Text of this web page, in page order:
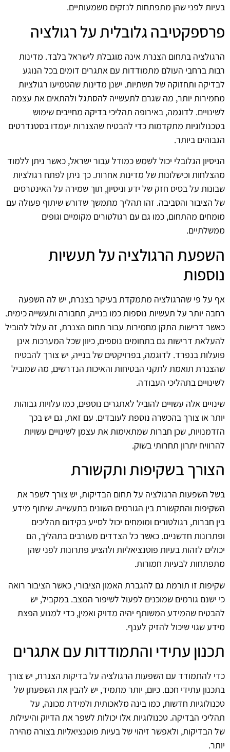
בעיות לפני שהן מתפתחות לנזקים משמעותיים.
פרספקטיבה גלובלית על רגולציה
הרגולציה בתחום הצנרת אינה מוגבלת לישראל בלבד. מדינות
רבות ברחבי העולם מתמודדות עם אתגרים דומים בכל הנוגע
לבדיקה ותחזוקה של תשתיות. ישנן מדינות שהטמיעו רגולציות
מחמירות יותר, מה שגרם לתעשייה להסתגל ולהתאים את עצמה
לשינויים. לדוגמה, באירופה תהליכי בדיקה מחייבים שימוש
בטכנולוגיות מתקדמות כדי להבטיח שהצנרות יעמדו בסטנדרטים
הגבוהים ביותר.
הניסיון הגלובלי יכול לשמש כמודל עבור ישראל, כאשר ניתן ללמוד
מהצלחות וכישלונות של מדינות אחרות. כך ניתן לפתח רגולציות
שבונות על בסיס חזק של ידע וניסיון, תוך שמירה על האינטרסים
של הציבור והסביבה. זהו תהליך מתמשך שדורש שיתוף פעולה עם
מומחים מהתחום, כמו גם עם רגולטורים מקומיים וגופים
ממשלתיים.
השפעת הרגולציה על תעשיות
נוספות
אף על פי שהרגולציה מתמקדת בעיקר בצנרת, יש לה השפעה
רחבה יותר על תעשיות נוספות כמו בנייה, תחבורה ותעשייה כימית.
כאשר דרישות התקן מחמירות עבור תחום הצנרת, זה עלול להוביל
להעלאת דרישות גם בתחומים נוספים, כיוון שכל המערכות אינן
פועלות בנפרד. לדוגמה, בפרויקטים של בנייה, יש צורך להבטיח
שהצנרת תואמת לתקני הבטיחות והאיכות הנדרשים, מה שמוביל
לשינויים בתהליכי העבודה.
שינויים אלה עשויים להוביל לאתגרים נוספים, כמו עלויות גבוהות
יותר או צורך בהכשרה נוספת לעובדים. עם זאת, גם יש בכך
הזדמנויות, שכן חברות שמתאימות את עצמן לשינויים עשויות
להרוויח יתרון תחרותי בשוק.
הצורך בשקיפות ותקשורת
בשל השפעות הרגולציה על תחום הבדיקות, יש צורך לשפר את
השקיפות והתקשורת בין הגורמים השונים בתעשייה. שיתוף מידע
בין חברות, רגולטורים ומומחים יכול לסייע בקידום תהליכים
ופתרונות חדשניים. כאשר כל הצדדים מעורבים בתהליך, הם
יכולים לזהות בעיות פוטנציאליות ולהציע פתרונות לפני שהן
מתפתחות לבעיות חמורות.
שקיפות זו תורמת גם להגברת האמון הציבורי, כאשר הציבור רואה
כי ישנם גורמים שמוכנים לפעול לשיפור המצב. במקביל, יש
להבטיח שהמידע המשותף יהיה מדויק ואמין, כדי למנוע הפצת
מידע שגוי שיכול להזיק לענף.
תכנון עתידי והתמודדות עם אתגרים
כדי להתמודד עם השפעות הרגולציה על בדיקות הצנרת, יש צורך
בתכנון עתידי חכם. כיום, יותר מתמיד, יש להבין את השפעתן של
טכנולוגיות חדשות, כמו בינה מלאכותית ולמידת מכונה, על
תהליכי הבדיקה. טכנולוגיות אלו יכולות לשפר את הדיוק והיעילות
של הבדיקות, ולאפשר זיהוי של בעיות פוטנציאליות בצורה מהירה
יותר.